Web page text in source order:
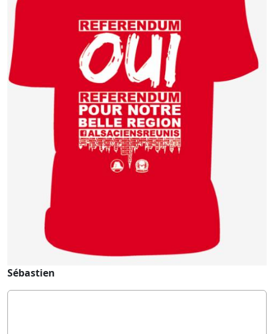
Sébastien